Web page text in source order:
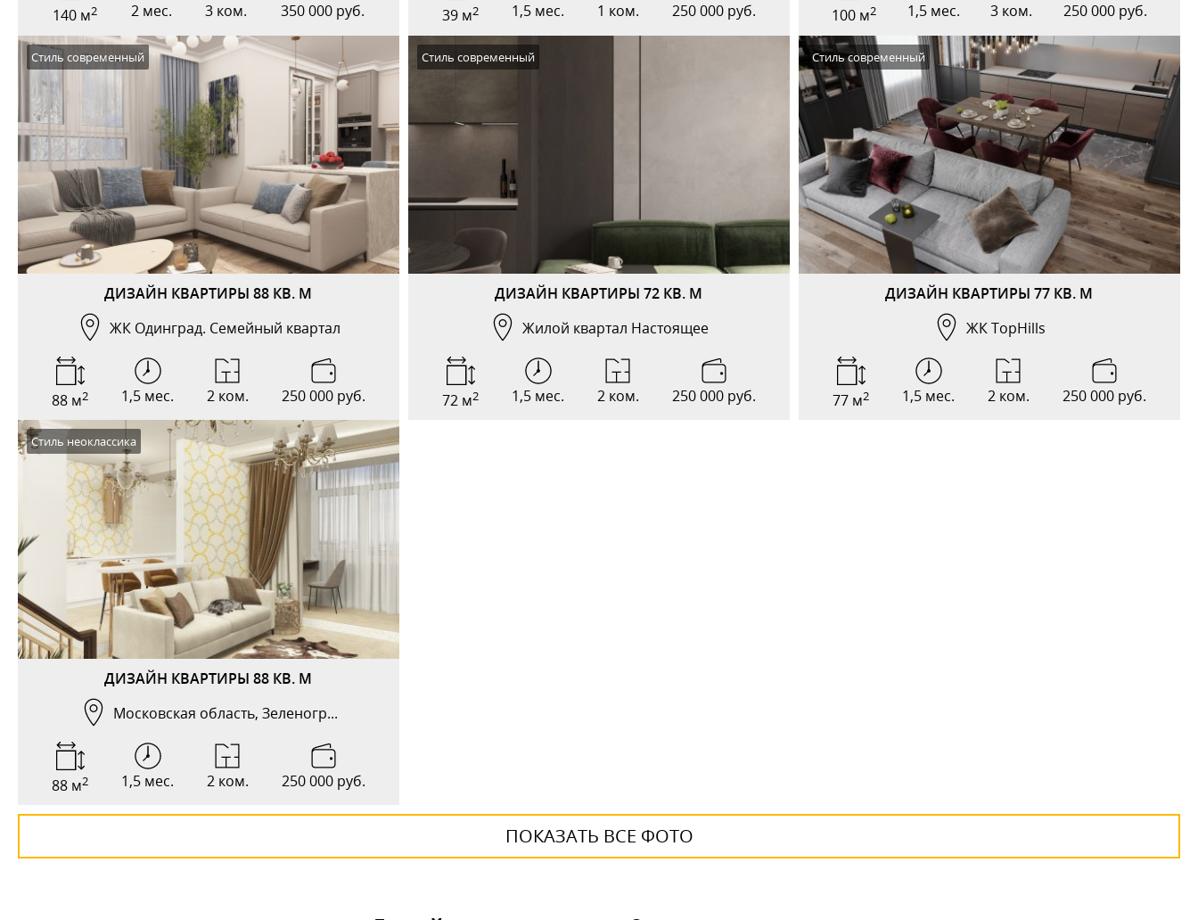
140 м2 2 мес. 3 ком. 350 000 руб. 39 м2 1,5 мес. 1 ком. 250 000 руб. 100 м2 1,5 мес. 3 ком. 250 000 руб.
ДИЗАЙН КВАРТИРЫ 88 КВ. М
ЖК Одинград. Семейный квартал
Стиль современный
88 м2 1,5 мес. 2 ком. 250 000 руб.
ДИЗАЙН КВАРТИРЫ 72 КВ. М
Жилой квартал Настоящее
Стиль современный
72 м2 1,5 мес. 2 ком. 250 000 руб.
ДИЗАЙН КВАРТИРЫ 77 КВ. М
ЖК TopHills
Стиль современный
77 м2 1,5 мес. 2 ком. 250 000 руб.
ДИЗАЙН КВАРТИРЫ 88 КВ. М
Московская область, Зеленогр...
Стиль неоклассика
88 м2 1,5 мес. 2 ком. 250 000 руб.
ПОКАЗАТЬ ВСЕ ФОТО